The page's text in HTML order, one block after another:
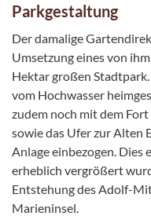
Parkgestaltung
Der damalige
Umsetzung eines von
Hektar großen
vom Hochwasser
zudem noch mit dem
sowie das Ufer zur Alten
Anlage einbezogen. Dies
erheblich vergrößert
Entstehung des Adolf-
Marieninsel.